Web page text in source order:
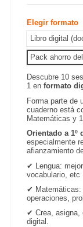
Elegir formato
Libro digital
Pack ahorro
Descubre 10
1 enformato
Forma parte de
cuaderno está
Matemáticas y
Orientado a 1º
especialmente
afianzamiento
✔ Lengua:
vocabulario, etc
✔
operaciones,
✔ Crea, asigna,
digital.